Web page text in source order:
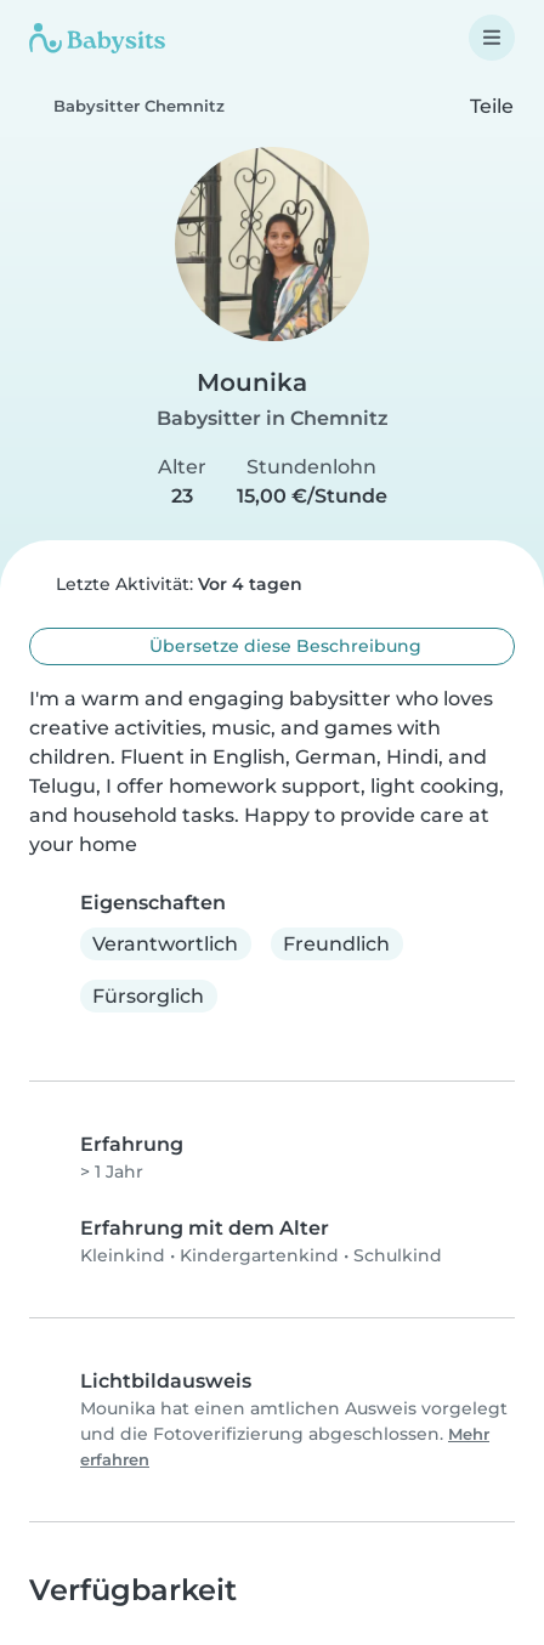
Babysitter Chemnitz Teile
Mounika
Babysitter in Chemnitz
Alter
23
Stundenlohn
15,00 €/Stunde
Letzte Aktivität: Vor 4 tagen
Übersetze diese Beschreibung
I'm a warm and engaging babysitter who loves
creative activities, music, and games with
children. Fluent in English, German, Hindi, and
Telugu, I offer homework support, light cooking,
and household tasks. Happy to provide care at
your home
Eigenschaften
Verantwortlich
Freundlich
Fürsorglich
Erfahrung
> 1 Jahr
Erfahrung mit dem Alter
Kleinkind • Kindergartenkind • Schulkind
Lichtbildausweis
Mounika hat einen amtlichen Ausweis vorgelegt
und die Fotoverifizierung abgeschlossen. Mehr
erfahren
Verfügbarkeit